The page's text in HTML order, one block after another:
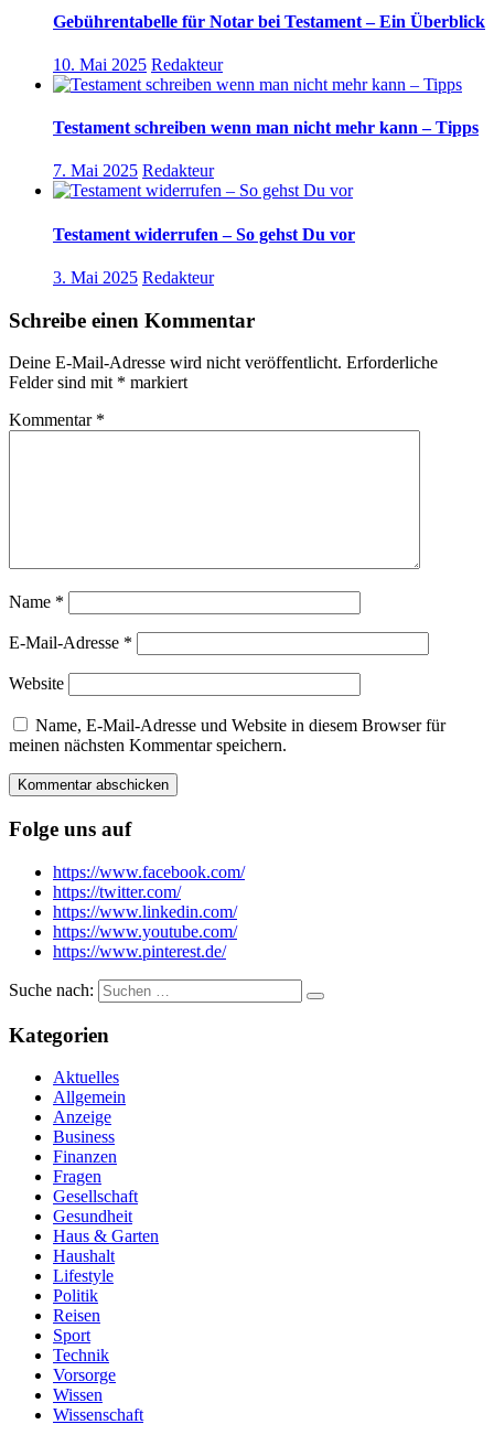
Gebührentabelle für Notar bei Testament – Ein Überblick
10. Mai 2025 Redakteur
Testament schreiben wenn man nicht mehr kann – Tipps
7. Mai 2025 Redakteur
Testament widerrufen – So gehst Du vor
3. Mai 2025 Redakteur
Schreibe einen Kommentar
Deine E-Mail-Adresse wird nicht veröffentlicht. Erforderliche
Felder sind mit * markiert
Kommentar *
Name *
E-Mail-Adresse *
Website
Name, E-Mail-Adresse und Website in diesem Browser für
meinen nächsten Kommentar speichern.
Folge uns auf
https://www.facebook.com/
https://twitter.com/
https://www.linkedin.com/
https://www.youtube.com/
https://www.pinterest.de/
Suche nach:
Kategorien
Aktuelles
Allgemein
Anzeige
Business
Finanzen
Fragen
Gesellschaft
Gesundheit
Haus & Garten
Haushalt
Lifestyle
Politik
Reisen
Sport
Technik
Vorsorge
Wissen
Wissenschaft